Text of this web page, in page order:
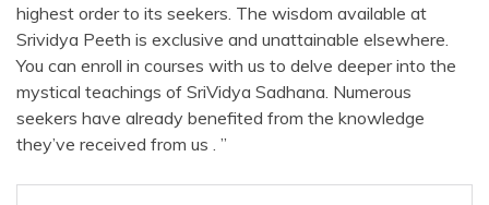
highest order to its seekers. The wisdom available at
Srividya Peeth is exclusive and unattainable elsewhere.
You can enroll in courses with us to delve deeper into the
mystical teachings of SriVidya Sadhana. Numerous
seekers have already benefited from the knowledge
they’ve received from us . ”